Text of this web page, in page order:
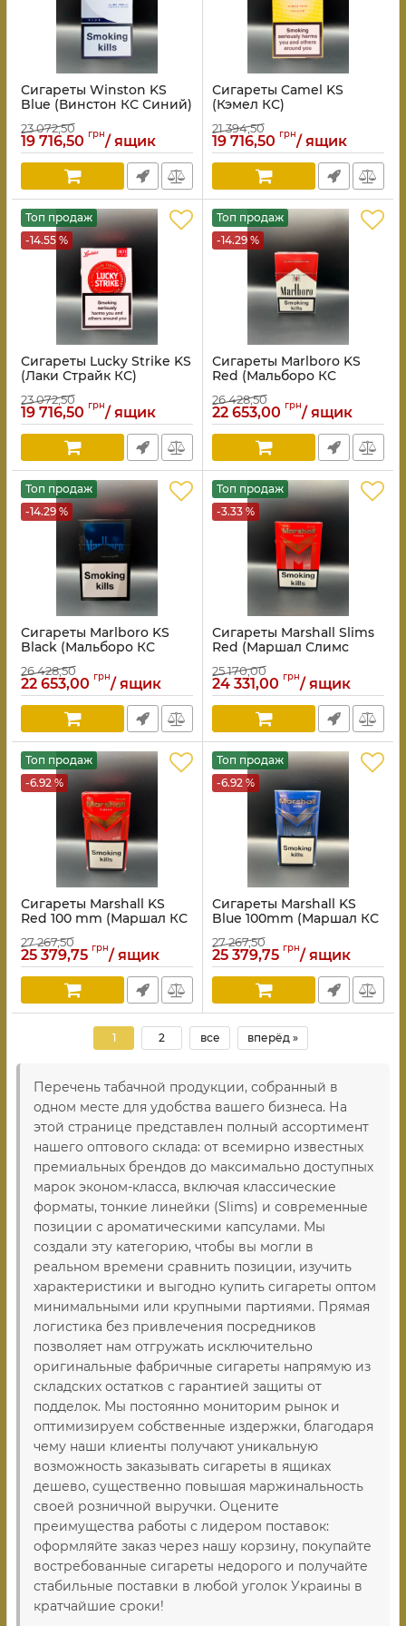
Сигареты Winston KS
Blue (Винстон КС Синий)
23 072,50
19 716,50 грн/ ящик
Сигареты Camel KS
(Кэмел КС)
21 394,50
19 716,50 грн/ ящик
Топ продаж
-14.55 %
Сигареты Lucky Strike KS
(Лаки Страйк КС)
23 072,50
19 716,50 грн/ ящик
Топ продаж
-14.29 %
Сигареты Marlboro KS
Red (Мальборо КС
26 428,50
22 653,00 грн/ ящик
Топ продаж
-14.29 %
Сигареты Marlboro KS
Black (Мальборо КС
26 428,50
22 653,00 грн/ ящик
Топ продаж
-3.33 %
Сигареты Marshall Slims
Red (Маршал Слимс
25 170,00
24 331,00 грн/ ящик
Топ продаж
-6.92 %
Сигареты Marshall KS
Red 100 mm (Маршал КС
27 267,50
25 379,75 грн/ ящик
Топ продаж
-6.92 %
Сигареты Marshall KS
Blue 100mm (Маршал КС
27 267,50
25 379,75 грн/ ящик
1 2 все вперёд »
Перечень табачной продукции, собранный в
одном месте для удобства вашего бизнеса. На
этой странице представлен полный ассортимент
нашего оптового склада: от всемирно известных
премиальных брендов до максимально доступных
марок эконом-класса, включая классические
форматы, тонкие линейки (Slims) и современные
позиции с ароматическими капсулами. Мы
создали эту категорию, чтобы вы могли в
реальном времени сравнить позиции, изучить
характеристики и выгодно купить сигареты оптом
минимальными или крупными партиями. Прямая
логистика без привлечения посредников
позволяет нам отгружать исключительно
оригинальные фабричные сигареты напрямую из
складских остатков с гарантией защиты от
подделок. Мы постоянно мониторим рынок и
оптимизируем собственные издержки, благодаря
чему наши клиенты получают уникальную
возможность заказывать сигареты в ящиках
дешево, существенно повышая маржинальность
своей розничной выручки. Оцените
преимущества работы с лидером поставок:
оформляйте заказ через нашу корзину, покупайте
востребованные сигареты недорого и получайте
стабильные поставки в любой уголок Украины в
кратчайшие сроки!